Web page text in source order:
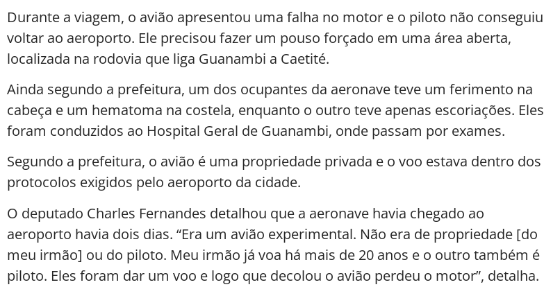
Durante a viagem, o avião apresentou uma falha no motor e o piloto não conseguiu
voltar ao aeroporto. Ele precisou fazer um pouso forçado em uma área aberta,
localizada na rodovia que liga Guanambi a Caetité.
Ainda segundo a prefeitura, um dos ocupantes da aeronave teve um ferimento na
cabeça e um hematoma na costela, enquanto o outro teve apenas escoriações. Eles
foram conduzidos ao Hospital Geral de Guanambi, onde passam por exames.
Segundo a prefeitura, o avião é uma propriedade privada e o voo estava dentro dos
protocolos exigidos pelo aeroporto da cidade.
O deputado Charles Fernandes detalhou que a aeronave havia chegado ao
aeroporto havia dois dias. “Era um avião experimental. Não era de propriedade [do
meu irmão] ou do piloto. Meu irmão já voa há mais de 20 anos e o outro também é
piloto. Eles foram dar um voo e logo que decolou o avião perdeu o motor”, detalha.